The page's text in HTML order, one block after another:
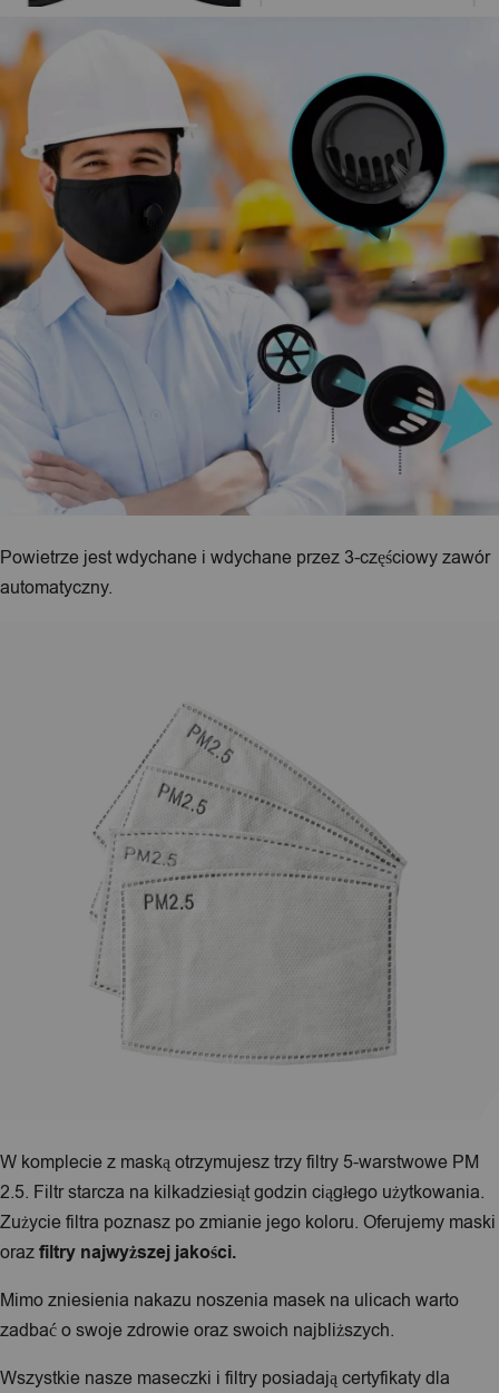
Powietrze jest wdychane i wdychane przez 3-częściowy zawór
automatyczny.
W komplecie z maską otrzymujesz trzy filtry 5-warstwowe PM
2.5. Filtr starcza na kilkadziesiąt godzin ciągłego użytkowania.
Zużycie filtra poznasz po zmianie jego koloru. Oferujemy maski
orazfiltry najwyższej jakości.
Mimo zniesienia nakazu noszenia masek na ulicach warto
zadbać o swoje zdrowie oraz swoich najbliższych.
Wszystkie nasze maseczki i filtry posiadają certyfikaty dla